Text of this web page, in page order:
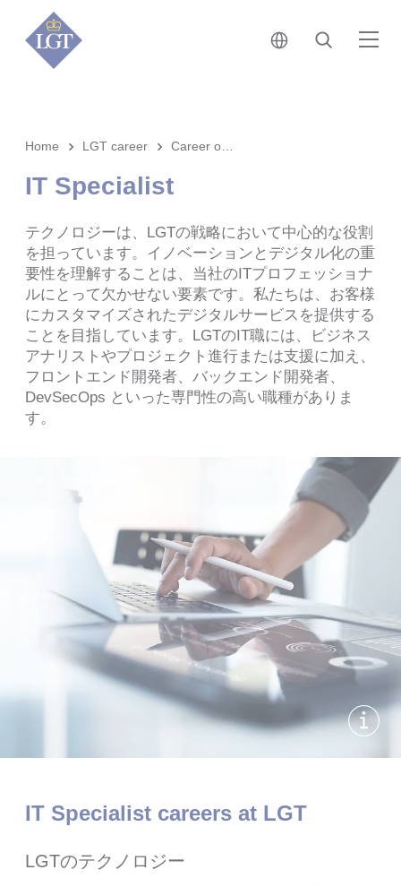
日本 • 日本語
検索
Home LGT career
IT Specialist
テクノロジーは、LGTの戦略において中心的な役割
を担っています。イノベーションとデジタル化の重
要性を理解することは、当社のITプロフェッショナ
ルにとって欠かせない要素です。私たちは、お客様
にカスタマイズされたデジタルサービスを提供する
ことを目指しています。LGTのIT職には、ビジネス
アナリストやプロジェクト進行または支援に加え、
フロントエンド開発者、バックエンド開発者、
DevSecOps といった専門性の高い職種がありま
す。
画像
IT Specialist careers at LGT
LGTのテクノロジー